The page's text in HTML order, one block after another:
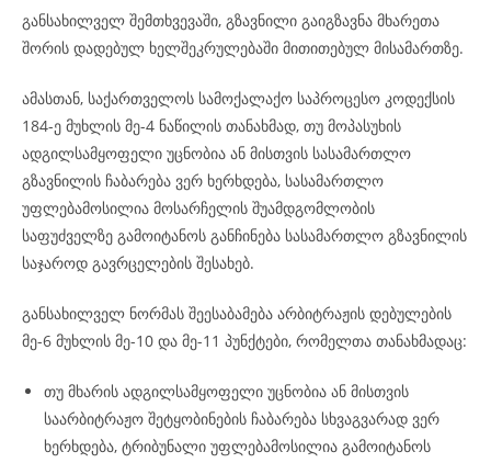
განსახილველ შემთხვევაში, გზავნილი გაიგზავნა მხარეთა
შორის დადებულ ხელშეკრულებაში მითითებულ მისამართზე.
ამასთან, საქართველოს სამოქალაქო საპროცესო კოდექსის
184-ე მუხლის მე-4 ნაწილის თანახმად, თუ მოპასუხის
ადგილსამყოფელი უცნობია ან მისთვის სასამართლო
გზავნილის ჩაბარება ვერ ხერხდება, სასამართლო
უფლებამოსილია მოსარჩელის შუამდგომლობის
საფუძველზე გამოიტანოს განჩინება სასამართლო გზავნილის
საჯაროდ გავრცელების შესახებ.
განსახილველ ნორმას შეესაბამება არბიტრაჟის დებულების
მე-6 მუხლის მე-10 და მე-11 პუნქტები, რომელთა თანახმადაც:
თუ მხარის ადგილსამყოფელი უცნობია ან მისთვის
საარბიტრაჟო შეტყობინების ჩაბარება სხვაგვარად ვერ
ხერხდება, ტრიბუნალი უფლებამოსილია გამოიტანოს